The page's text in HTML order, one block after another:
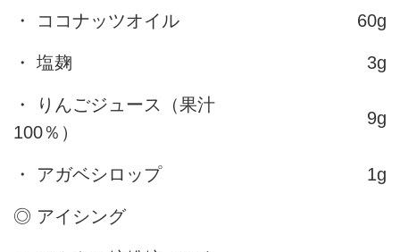
・ ココナッツオイル 60g
・ 塩麹 3g
・ りんごジュース（果汁
100％）
9g
・ アガベシロップ 1g
◎ アイシング